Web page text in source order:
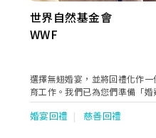
世界自然基金會
WWF
選擇無翅婚宴，並將回禮化作
育工作。我們已為您們準備「
遞對賓客的感謝之情，與對大
的大喜日子，一齊選擇無翅婚宴
婚宴回禮 慈善回禮